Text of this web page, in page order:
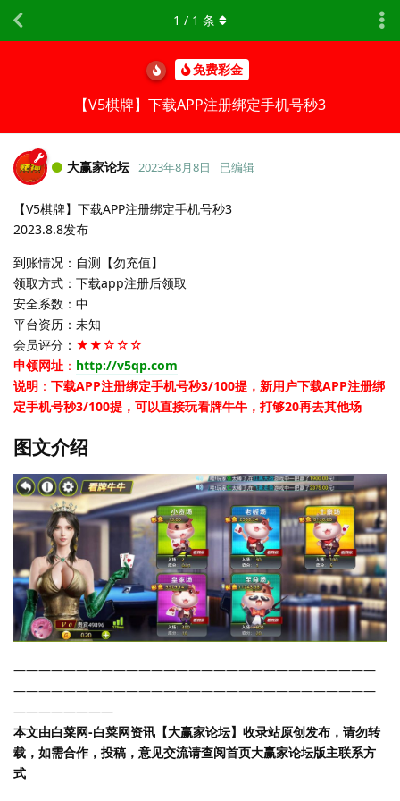
免费彩金
【V5棋牌】下载APP注册绑定手机号秒3
1 / 1 条
大赢家论坛 2023年8月8日 已编辑
【V5棋牌】下载APP注册绑定手机号秒3
2023.8.8发布
到账情况：自测【勿充值】
领取方式：下载app注册后领取
安全系数：中
平台资历：未知
会员评分： ★★☆☆☆
申领网址 ： http://v5qp.com
说明 ： 下载APP注册绑定手机号秒3/100提，新用户下载APP注册绑
定手机号秒3/100提，可以直接玩看牌牛牛，打够20再去其他场
图文介绍
—————————————————————————————
—————————————————————————————
————————
本文由白菜网-白菜网资讯【大赢家论坛】收录站原创发布，请勿转
载，如需合作，投稿，意见交流请查阅首页大赢家论坛版主联系方
式